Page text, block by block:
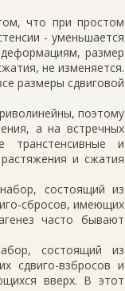
что при простом
- уменьшается
размер
не изменяется.
размеры сдвиговой
поэтому
а на встреч­ных
и
и сжатия
состоящий из
сбросов, имеющих
часто бывают
состоящий из
сдвиго-взбросов и
вверх. В этот